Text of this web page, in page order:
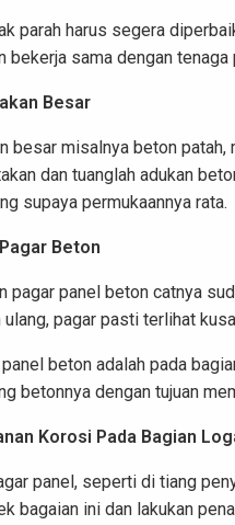
parah harus segera
bekerja sama dengan
Besar
besar misalnya beton
dan tuanglah adukan
supaya permukaannya rata.
Beton
pagar panel beton catnya
pagar pasti terlihat
beton adalah pada
betonnya dengan tujuan
Korosi Pada Bagian
panel, seperti di tiang
bagaian ini dan lakukan